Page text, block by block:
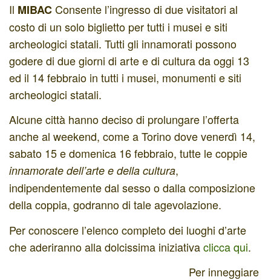
Il MIBACConsente l’ingresso di due visitatori al
costo di un solo biglietto per tutti i musei e siti
archeologici statali. Tutti gli innamorati possono
godere di due giorni di arte e di cultura da oggi 13
ed il 14 febbraio in tutti i musei, monumenti e siti
archeologici statali.
Alcune città hanno deciso di prolungare l’offerta
anche al weekend, come a Torino dove venerdì 14,
sabato 15 e domenica 16 febbraio, tutte le coppie
innamorate dell’arte e della cultura,
indipendentemente dal sesso o dalla composizione
della coppia, godranno di tale agevolazione.
Per conoscere l’elenco completo dei luoghi d’arte
che aderiranno alla dolcissima iniziativaclicca qui.
Per inneggiare